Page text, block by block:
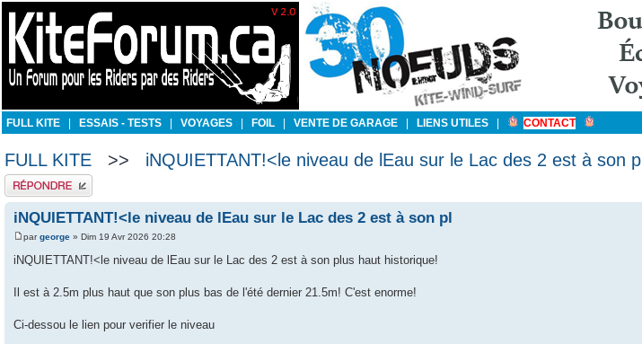
FULL KITE ESSAIS - TESTS VOYAGES FOIL VENTE DE GARAGE LIENS UTILES CONTACT
FULL KITE >> iNQUIETTANT!<le niveau de lEau sur le Lac des 2 est à son pl
Publier une réponse
iNQUIETTANT!<le niveau de lEau sur le Lac des 2 est à son pl
pargeorge » Dim 19 Avr 2026 20:28
iNQUIETTANT!<le niveau de lEau sur le Lac des 2 est à son plus haut historique!
Il est à 2.5m plus haut que son plus bas de l'été dernier 21.5m! C'est enorme!
Ci-dessou le lien pour verifier le niveau